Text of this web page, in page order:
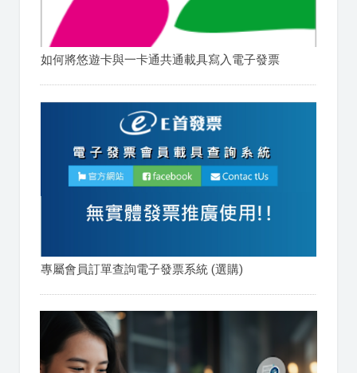
如何將悠遊卡與一卡通共通載具寫入電子發票
專屬會員訂單查詢電子發票系統 (選購)